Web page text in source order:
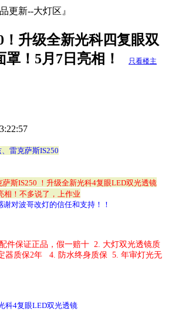
更新--大灯区』
！升级全新光科四复眼双
！5月7日亮相！
只看楼主
雷克萨斯IS250
萨斯IS250 ！升级全新光科4复眼LED双光透镜
相！不多说了，上作业
谢对波哥改灯的信任和支持！！
件保证正品，假一赔十 2. 大灯双光透镜质
器质保2年 4. 防水终身质保 5. 年审灯光无
科4复眼LED双光透镜